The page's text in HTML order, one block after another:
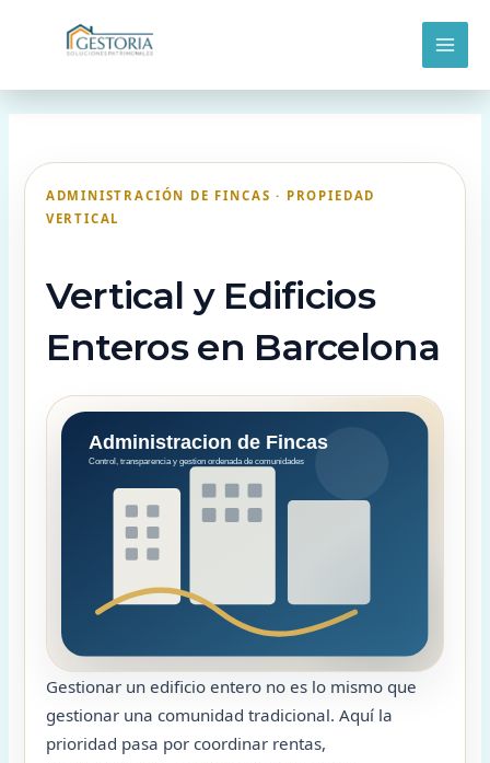
contenido
ADMINISTRACIÓN DE FINCAS · PROPIEDAD
VERTICAL
Vertical y Edificios
Enteros en Barcelona
Gestionar un edificio entero no es lo mismo que
gestionar una comunidad tradicional. Aquí la
prioridad pasa por coordinar rentas,